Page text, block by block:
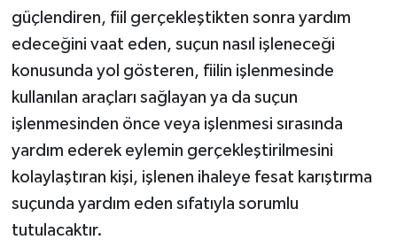
güçlendiren, fiil gerçekleştikten sonra yardım
edeceğini vaat eden, suçun nasıl işleneceği
konusunda yol gösteren, fiilin işlenmesinde
kullanılan araçları sağlayan ya da suçun
işlenmesinden önce veya işlenmesi sırasında
yardım ederek eylemin gerçekleştirilmesini
kolaylaştıran kişi, işlenen ihaleye fesat karıştırma
suçunda yardım eden sıfatıyla sorumlu
tutulacaktır.